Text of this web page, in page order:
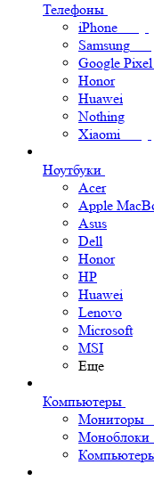
Телефоны
iPhone
Samsung
Google Pixel
Honor
Huawei
Nothing
Xiaomi
Ноутбуки
Acer
Apple
Asus
Dell
Honor
HP
Huawei
Lenovo
Microsoft
MSI
Еще
Компьютеры
Мониторы
Моноблоки